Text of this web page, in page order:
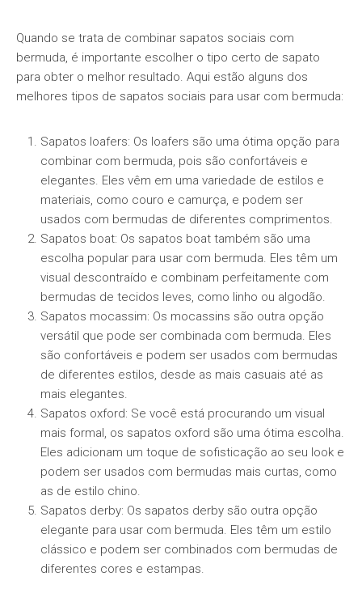
Quando se trata de combinar sapatos sociais com
bermuda, é importante escolher o tipo certo de sapato
para obter o melhor resultado. Aqui estão alguns dos
melhores tipos de sapatos sociais para usar com bermuda:
Sapatos loafers: Os loafers são uma ótima opção para
combinar com bermuda, pois são confortáveis e
elegantes. Eles vêm em uma variedade de estilos e
materiais, como couro e camurça, e podem ser
usados ​​com bermudas de diferentes comprimentos.
Sapatos boat: Os sapatos boat também são uma
escolha popular para usar com bermuda. Eles têm um
visual descontraído e combinam perfeitamente com
bermudas de tecidos leves, como linho ou algodão.
Sapatos mocassim: Os mocassins são outra opção
versátil que pode ser combinada com bermuda. Eles
são confortáveis ​​e podem ser usados ​​com bermudas
de diferentes estilos, desde as mais casuais até as
mais elegantes.
Sapatos oxford: Se você está procurando um visual
mais formal, os sapatos oxford são uma ótima escolha.
Eles adicionam um toque de sofisticação ao seu look e
podem ser usados ​​com bermudas mais curtas, como
as de estilo chino.
Sapatos derby: Os sapatos derby são outra opção
elegante para usar com bermuda. Eles têm um estilo
clássico e podem ser combinados com bermudas de
diferentes cores e estampas.